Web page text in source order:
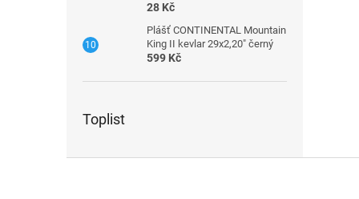
28 Kč
Plášť CONTINENTAL Mountain
King II kevlar 29x2,20" černý
599 Kč
Toplist